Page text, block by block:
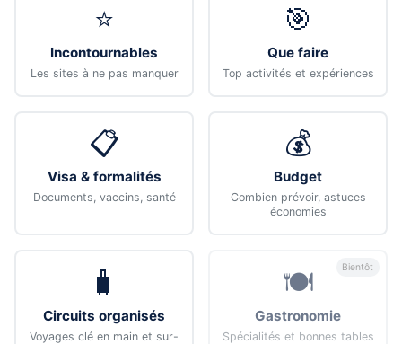
⭐
Incontournables
Les sites à ne pas manquer
🎯
Que faire
Top activités et expériences
📋
Visa & formalités
Documents, vaccins, santé
💰
Budget
Combien prévoir, astuces
économies
🧳
Circuits organisés
Voyages clé en main et sur-
🍽️
Gastronomie
Spécialités et bonnes tables
Bientôt